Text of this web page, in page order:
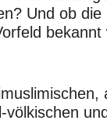
Und ob die
bekannt